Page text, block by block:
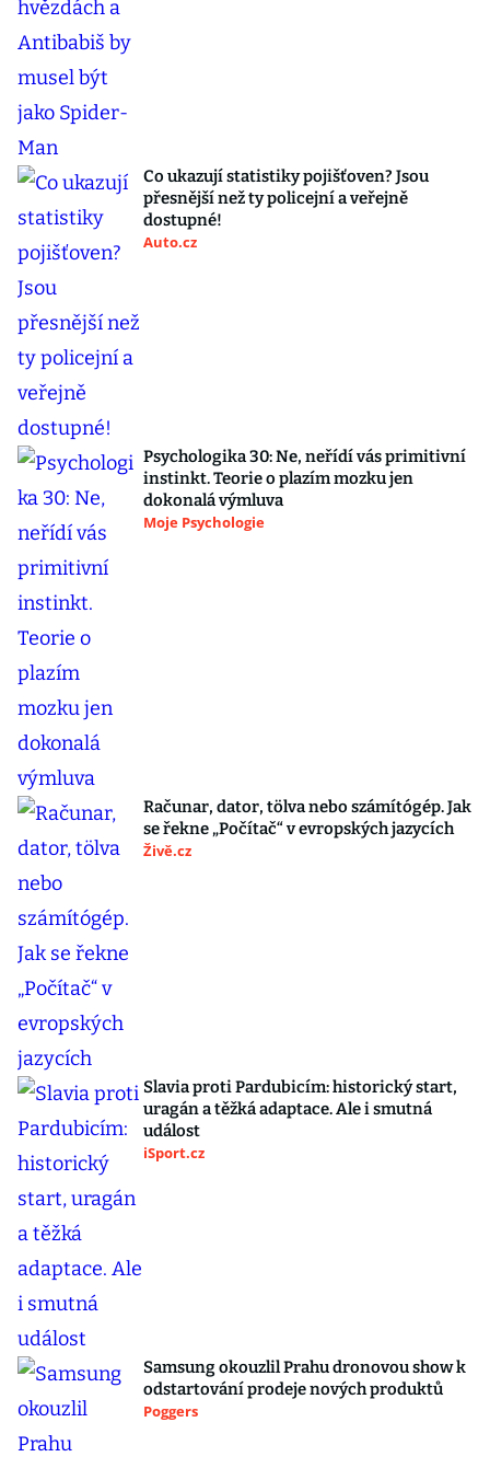
Co ukazují statistiky pojišťoven? Jsou
přesnější než ty policejní a veřejně
dostupné!
Auto.cz
Psychologika 30: Ne, neřídí vás primitivní
instinkt. Teorie o plazím mozku jen
dokonalá výmluva
Moje Psychologie
Računar, dator, tölva nebo számítógép. Jak
se řekne „Počítač“ v evropských jazycích
Živě.cz
Slavia proti Pardubicím: historický start,
uragán a těžká adaptace. Ale i smutná
událost
iSport.cz
Samsung okouzlil Prahu dronovou show k
odstartování prodeje nových produktů
Poggers